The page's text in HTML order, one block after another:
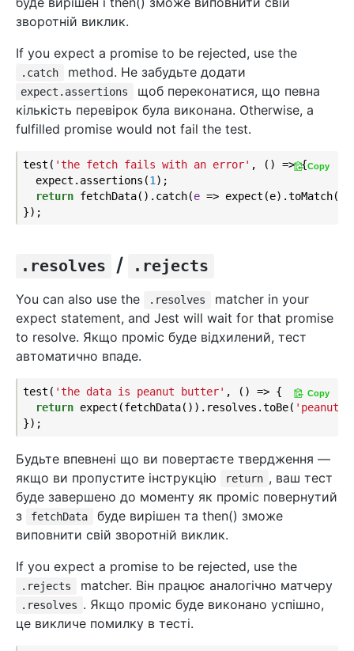
зворотній виклик.
If you expect a promise to be rejected, use the
.catch method. Не забудьте додати
expect.assertions
щоб переконатися, що певна
кількість перевірок була виконана. Otherwise, a
fulfilled promise would not fail the test.
test( 'the fetch fails with an error' , () => {
  expect.assertions(
1 );
return fetchData().catch(e => expect(e).toMatch(
Copy
.resolves / .rejects
You can also use the .resolves
matcher in your
expect statement, and Jest will wait for that promise
to resolve. Якщо проміс буде відхилений, тест
автоматично впаде.
test( 'the data is peanut butter' , () => {
return expect(fetchData()).resolves.toBe( 'peanut
Copy
Будьте впевнені що ви повертаєте твердження —
якщо ви пропустите інструкцію
return , ваш тест
буде завершено до моменту як проміс повернутий
з
fetchData
буде вирішен та then() зможе
виповнити свій зворотній виклик.
If you expect a promise to be rejected, use the
.rejects matcher. Він працює аналогічно матчеру
.resolves . Якщо проміс буде виконано успішно,
це викличе помилку в тесті.